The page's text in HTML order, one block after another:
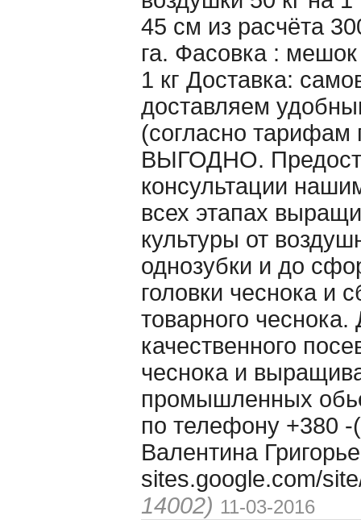
45 см из расчёта
га. Фасовка :
1 кг Доставка:
доставляем
(согласно тарифам
ВЫГОДНО.
консультации
всех этапах
культуры от
однозубки и до
головки чеснока и
товарного чеснока.
качественного
чеснока и
промышленных
по телефону +380
Валентина
sites.google.com/
14002) 11-03-2016